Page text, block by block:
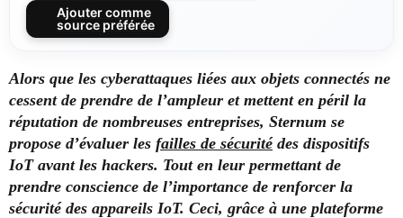
Ajouter comme
source préférée
Alors que les cyberattaques liées aux objets connectés ne
cessent de prendre de l’ampleur et mettent en péril la
réputation de nombreuses entreprises, Sternum se
propose d’évaluer les failles de sécuritédes dispositifs
IoT avant les hackers. Tout en leur permettant de
prendre conscience de l’importance de renforcer la
sécurité des appareils IoT. Ceci, grâce à une plateforme